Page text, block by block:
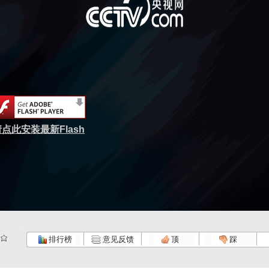
点此安装最新Flash
排行榜 意见反馈 顶 踩